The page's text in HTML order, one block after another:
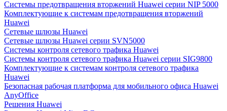
Системы предотвращения вторжений Huawei серии NIP 5000
Комплектующие к системам предотвращения вторжений
Huawei
Сетевые шлюзы Huawei
Сетевые шлюзы Huawei серии SVN5000
Системы контроля сетевого трафика Huawei
Системы контроля сетевого трафика Huawei серии SIG9800
Комплектующие к системам контроля сетевого трафика
Huawei
Безопасная рабочая платформа для мобильного офиса Huawei
AnyOffice
Решения Huawei